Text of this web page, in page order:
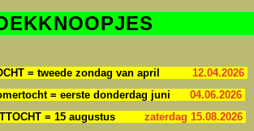
= tweede zondag van april 12.04.2026
= eerste donderdag juni 04.06.2026
= 15 augustus zaterdag 15.08.2026